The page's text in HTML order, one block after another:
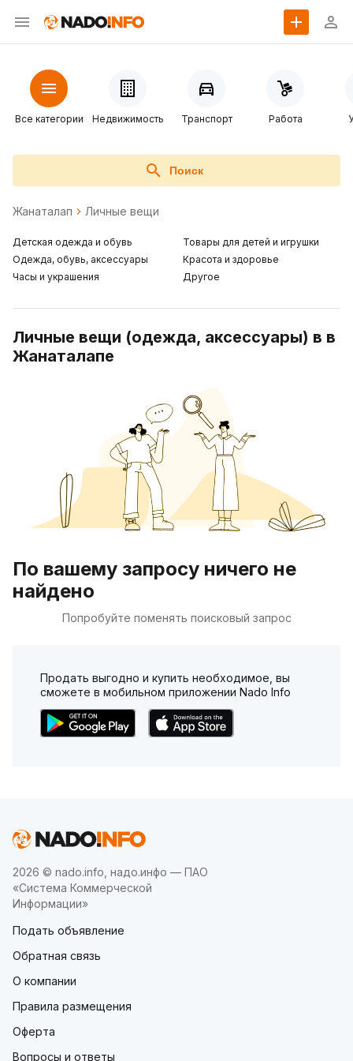
Все категории Недвижимость Транспорт Работа
Поиск
Жанаталап Личные вещи
Детская одежда и обувь
Одежда, обувь, аксессуары
Часы и украшения
Товары для детей и игрушки
Красота и здоровье
Другое
Личные вещи (одежда, аксессуары) в в
Жанаталапе
По вашему запросу ничего не
найдено
Попробуйте поменять поисковый запрос
Продать выгодно и купить необходимое, вы
сможете в мобильном приложении Nado Info
2026 © nado.info, надо.инфо — ПАО
«Система Коммерческой
Информации»
Подать объявление
Обратная связь
О компании
Правила размещения
Оферта
Вопросы и ответы